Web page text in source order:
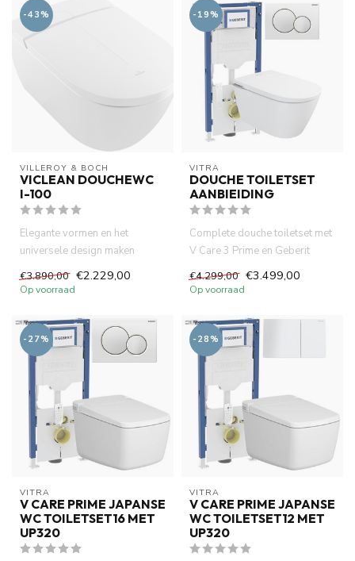
-43%
VILLEROY & BOCH
VICLEAN DOUCHEWC
I-100
Elegante vormen en het
universele design maken
Viclean douchewc tot een
doucheto...
€3.890,00 €2.229,00
Op voorraad
-19%
VITRA
DOUCHE TOILETSET
AANBIEIDING
Complete douche toiletset met
V Care 3 Prime en Geberit
UP320 inbouwreservoir. L...
€4.299,00 €3.499,00
Op voorraad
-27%
VITRA
V CARE PRIME JAPANSE
WC TOILETSET16 MET
UP320
-28%
VITRA
V CARE PRIME JAPANSE
WC TOILETSET12 MET
UP320